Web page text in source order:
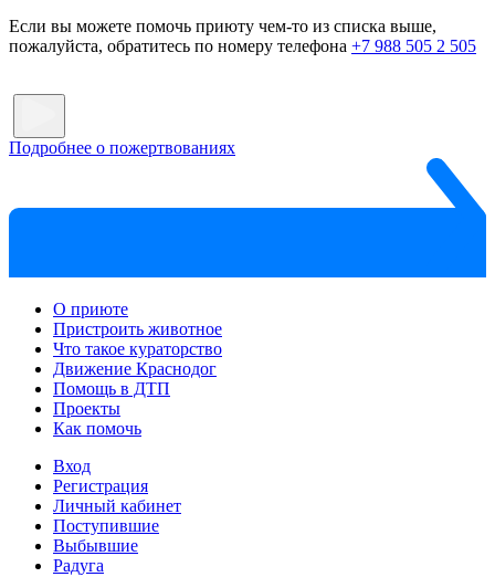
Если вы можете помочь приюту чем-то из списка выше,
пожалуйста, обратитесь по номеру телефона +7 988 505 2 505
Подробнее о пожертвованиях
О приюте
Пристроить животное
Что такое кураторство
Движение Краснодог
Помощь в ДТП
Проекты
Как помочь
Вход
Регистрация
Личный кабинет
Поступившие
Выбывшие
Радуга